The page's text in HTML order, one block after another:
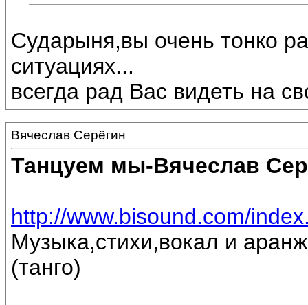
Сударыня,вы очень тонко
ситуациях...
всегда рад Вас видеть на
Вячеслав Серёгин
Танцуем мы-Вячеслав
http://www.bisound.com/
Музыка,стихи,вокал и
(танго)